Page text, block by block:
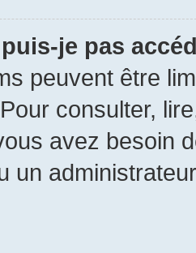
je pas
peuvent être
consulter,
avez besoin
un